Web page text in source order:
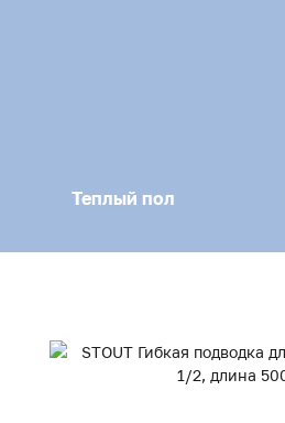
Теплый пол